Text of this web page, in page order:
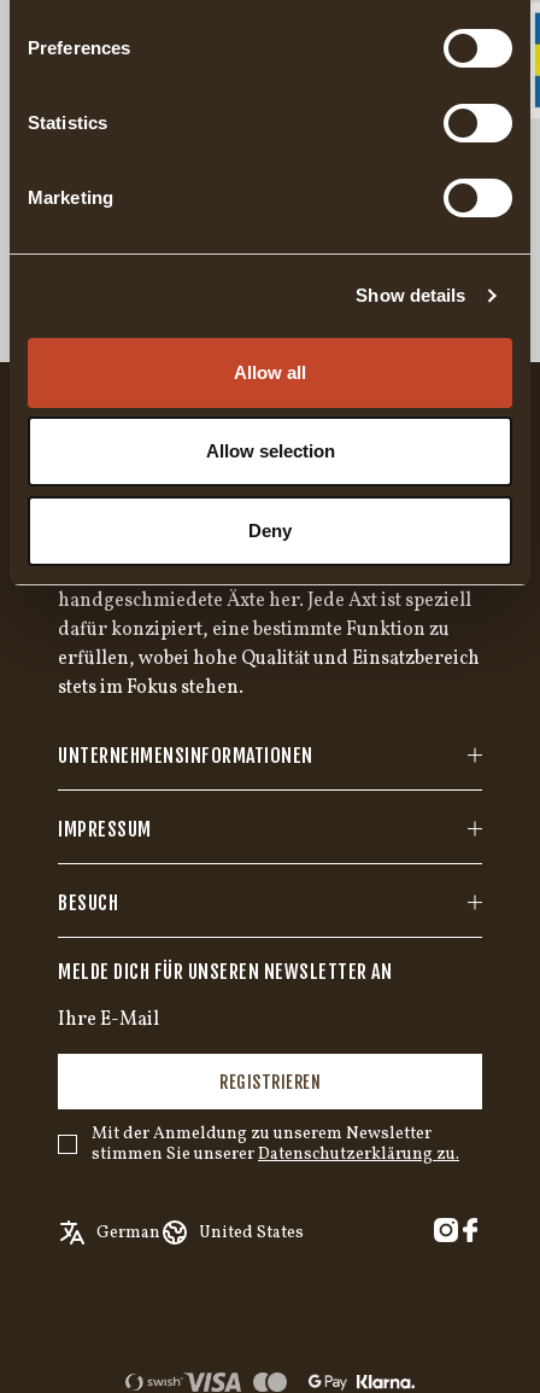
Preferences
Statistics
Marketing
Show details
Allow all
Allow selection
Deny
LIEFERINFORMATIONEN
GRÄNSFORS COFFEE TABLE BOOK GRÄNSFORS
Gränsfors Bruk stellt seit über 100 Jahren
handgeschmiedete Äxte her. Jede Axt ist speziell
dafür konzipiert, eine bestimmte Funktion zu
erfüllen, wobei hohe Qualität und Einsatzbereich
stets im Fokus stehen.
UNTERNEHMENSINFORMATIONEN
IMPRESSUM
BESUCH
MELDE DICH FÜR UNSEREN NEWSLETTER AN
REGISTRIEREN
Mit der Anmeldung zu unserem Newsletter
stimmen Sie unsererDatenschutzerklärung zu.
German
English
United States
Austria